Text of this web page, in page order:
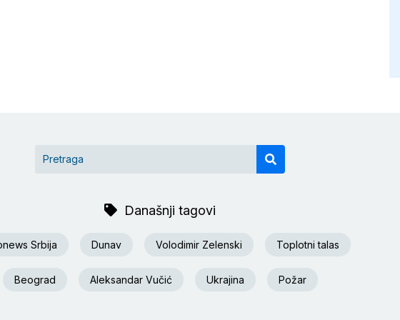
Današnji tagovi
Srbija Dunav Volodimir Zelenski Toplotni talas
Beograd Aleksandar Vučić Ukrajina Požar